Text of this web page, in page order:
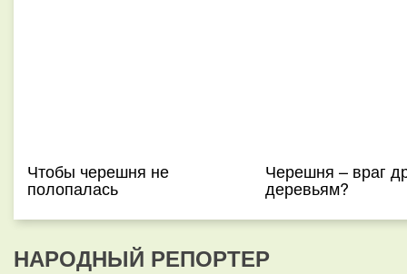
Чтобы черешня не
полопалась
Черешня – враг
деревьям?
НАРОДНЫЙ РЕПОРТЕР